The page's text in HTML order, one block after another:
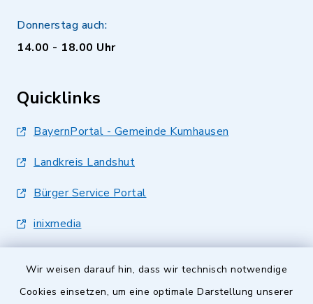
Wir weisen darauf hin, dass wir technisch notwendige
Cookies einsetzen, um eine optimale Darstellung unserer
Donnerstag auch:
14.00 - 18.00 Uhr
Quicklinks
BayernPortal - Gemeinde Kumhausen
Landkreis Landshut
Bürger Service Portal
inixmedia